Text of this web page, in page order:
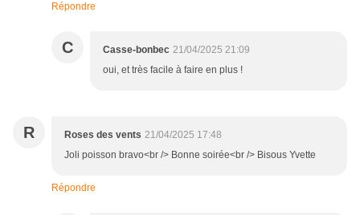
Répondre
C Casse-bonbec 21/04/2025 21:09
oui, et très facile à faire en plus !
R Roses des vents 21/04/2025 17:48
Joli poisson bravo<br /> Bonne soirée<br /> Bisous Yvette
Répondre